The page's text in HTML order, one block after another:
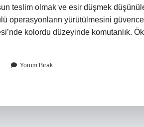
teslim olmak ve esir düşmek
operasyonların yürütülmesini
kolordu düzeyinde komutanlık.
Yorum Bırak